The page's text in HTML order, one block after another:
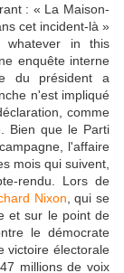
: « La Maison-
cet incident-là »
whatever in this
enquête interne
du président a
n'est impliqué
comme
Bien que le Parti
l'affaire
mois qui suivent,
rendu. Lors de
Nixon , qui se
et sur le point de
le démocrate
victoire électorale
millions de voix